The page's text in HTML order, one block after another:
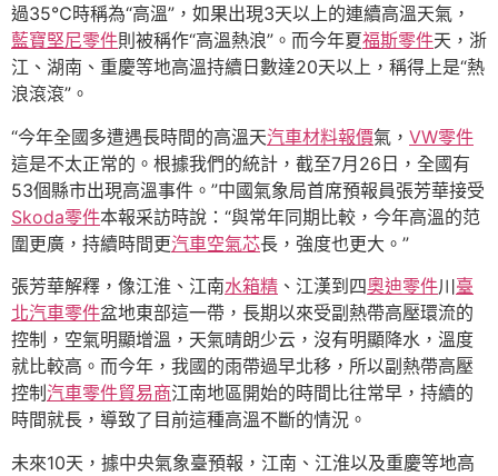
過35℃時稱為“高溫”，如果出現3天以上的連續高溫天氣，
藍寶堅尼零件則被稱作“高溫熱浪”。而今年夏福斯零件天，浙
江、湖南、重慶等地高溫持續日數達20天以上，稱得上是“熱
浪滾滾”。
“今年全國多遭遇長時間的高溫天汽車材料報價氣， VW零件
這是不太正常的。根據我們的統計，截至7月26日，全國有
53個縣市出現高溫事件。”中國氣象局首席預報員張芳華接受
Skoda零件本報采訪時說：“與常年同期比較，今年高溫的范
圍更廣，持續時間更汽車空氣芯長，強度也更大。”
張芳華解釋，像江淮、江南水箱精 、江漢到四奧迪零件川臺
北汽車零件盆地東部這一帶，長期以來受副熱帶高壓環流的
控制，空氣明顯增溫，天氣晴朗少云，沒有明顯降水，溫度
就比較高。而今年，我國的雨帶過早北移，所以副熱帶高壓
控制 汽車零件貿易商江南地區開始的時間比往常早，持續的
時間就長，導致了目前這種高溫不斷的情況。
未來10天，據中央氣象臺預報，江南、江淮以及重慶等地高